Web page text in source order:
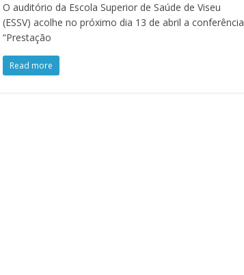
O auditório da Escola Superior de Saúde de Viseu
(ESSV) acolhe no próximo dia 13 de abril a conferência
“Prestação
Read more